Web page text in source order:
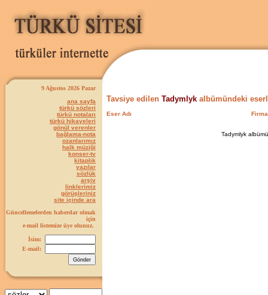
9 Ağustos 2026 Pazar
ana sayfa
türkü sözleri
türkü notaları
türkü hikayeleri
gönül verenler
bağlama-nota
ozanlarımız
halk müziği
konser-tv
kitaplık
yazılar
sözlük
arşiv
linklerimiz
görüşleriniz
site içinde ara
Güncellemelerden haberdar olmak
için
e-mail listemize üye olunuz.
İsim:
E-mail:
Tavsiye edilen Tadymlyk albümündeki
Eser Adı Firma
Tadymlyk